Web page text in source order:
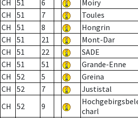
CH 51 6 Moiry
CH
51 7 Toules
CH
51 8 Hongrin
CH
51 21 Mont-Dar
CH
51 22 SADE
CH
51 51 Grande-Enne
CH
52 5 Greina
CH
52 7 Justistal
CH
52 9
charl